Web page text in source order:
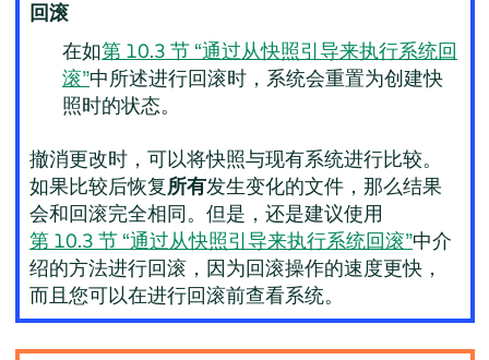
回滚
在如第 10.3 节 “通过从快照引导来执行系统回
滚”中所述进行回滚时，系统会重置为创建快
照时的状态。
撤消更改时，可以将快照与现有系统进行比较。
如果比较后恢复所有发生变化的文件，那么结果
会和回滚完全相同。但是，还是建议使用
第 10.3 节 “通过从快照引导来执行系统回滚”中介
绍的方法进行回滚，因为回滚操作的速度更快，
而且您可以在进行回滚前查看系统。